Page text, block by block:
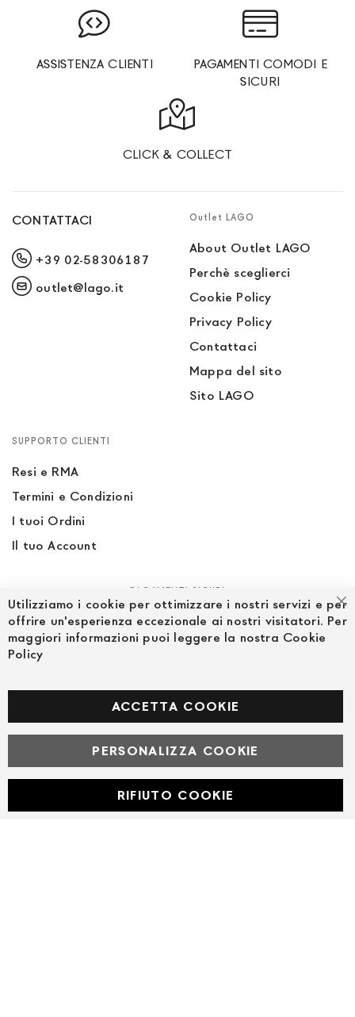
ASSISTENZA CLIENTI
PAGAMENTI COMODI E
SICURI
CLICK & COLLECT
CONTATTACI
+39 02-58306187
outlet@lago.it
Outlet LAGO
About Outlet LAGO
Perchè sceglierci
Cookie Policy
Privacy Policy
Contattaci
Mappa del sito
Sito LAGO
SUPPORTO CLIENTI
Resi e RMA
Termini e Condizioni
I tuoi Ordini
Il tuo Account
PAGAMENTI SICURI
Facebook
© Powered by MAV Arreda s.r.l. | P.IVA IT05919160969
Corso Lodi, 2 | Milano - pec mavarreda@pec.it
Utilizziamo i cookie per ottimizzare i nostri servizi e per
offrire un'esperienza eccezionale ai nostri visitatori. Per
maggiori informazioni puoi leggere la nostra Cookie
Policy
ACCETTA COOKIE
PERSONALIZZA COOKIE
RIFIUTO COOKIE